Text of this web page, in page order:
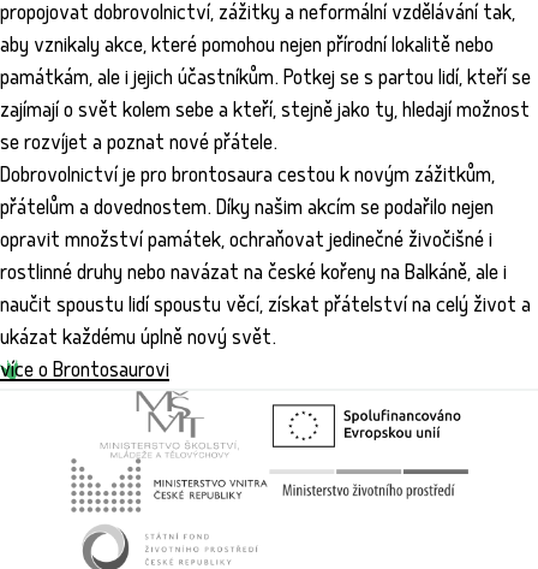
propojovat dobrovolnictví, zážitky a neformální vzdělávání tak,
aby vznikaly akce, které pomohou nejen přírodní lokalitě nebo
památkám, ale i jejich účastníkům. Potkej se s partou lidí, kteří se
zajímají o svět kolem sebe a kteří, stejně jako ty, hledají možnost
se rozvíjet a poznat nové přátele.
Dobrovolnictví je pro brontosaura cestou k novým zážitkům,
přátelům a dovednostem. Díky našim akcím se podařilo nejen
opravit množství památek, ochraňovat jedinečné živočišné i
rostlinné druhy nebo navázat na české kořeny na Balkáně, ale i
naučit spoustu lidí spoustu věcí, získat přátelství na celý život a
ukázat každému úplně nový svět.
více o Brontosaurovi